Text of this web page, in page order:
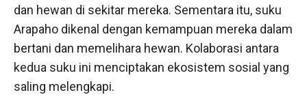
dan hewan di sekitar mereka. Sementara itu, suku
Arapaho dikenal dengan kemampuan mereka dalam
bertani dan memelihara hewan. Kolaborasi antara
kedua suku ini menciptakan ekosistem sosial yang
saling melengkapi.